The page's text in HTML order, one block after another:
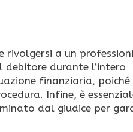
rivolgersi a un
debitore durante l’intero
finanziaria, poiché
Infine, è
dal giudice per